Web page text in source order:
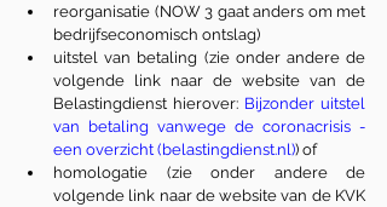
reorganisatie (NOW 3 gaat anders om met
bedrijfseconomisch ontslag)
uitstel van betaling (zie onder andere de
volgende link naar de website van de
Belastingdienst hierover: Bijzonder uitstel
van betaling vanwege de coronacrisis -
een overzicht (belastingdienst.nl)) of
homologatie (zie onder andere de
volgende link naar de website van de KVK